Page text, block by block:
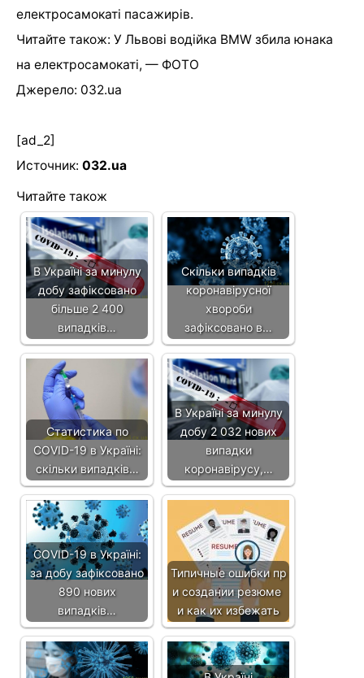
електросамокаті пасажирів.
Читайте також: У Львові водійка BMW збила юнака
на електросамокаті, — ФОТО
Джерело: 032.ua
[ad_2]
Источник: 032.ua
Читайте також
В Україні за минулу
добу зафіксовано
більше 2 400
випадків…
Скільки випадків
коронавірусної
хвороби
зафіксовано в…
Статистика по
COVID-19 в Україні:
скільки випадків…
В Україні за минулу
добу 2 032 нових
випадки
коронавірусу,…
COVID-19 в Україні:
за добу зафіксовано
890 нових
випадків…
Типичные ошибки пр
и создании резюме
и как их избежать